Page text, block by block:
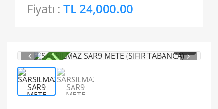
Fiyatı : TL 24,000.00
1/ 2